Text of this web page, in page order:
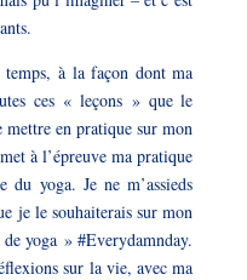
temps, à la façon dont ma
ces « leçons » que le
mettre enpratique sur mon
à l’épreuve ma pratique
yoga. Je ne m’assieds
je le souhaiterais sur mon
yoga » #Everydamnday.
sur la vie, avec ma